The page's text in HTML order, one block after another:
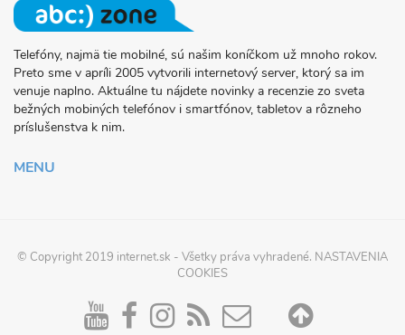
O
PROJEKTE
FONY.SK
Telefóny, najmä tie mobilné, sú našim koníčkom už mnoho rokov.
Preto sme v apríli 2005 vytvorili internetový server, ktorý sa im
venuje naplno. Aktuálne tu nájdete novinky a recenzie zo sveta
bežných mobiných telefónov i smartfónov, tabletov a rôzneho
príslušenstva k nim.
MENU
© Copyright 2019 internet.sk - Všetky práva vyhradené. NASTAVENIA
COOKIES